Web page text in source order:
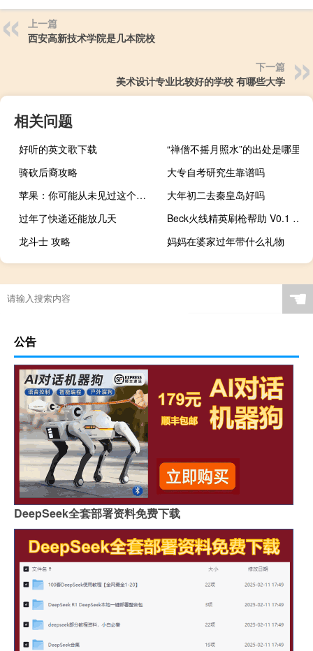
上一篇
西安高新技术学院是几本院校
下一篇
美术设计专业比较好的学校 有哪些大学
相关问题
好听的英文歌下载
“禅僧不摇月照水”的出处是哪里
骑砍后裔攻略
大专自考研究生靠谱吗
苹果：你可能从未见过这个秘密的库比蒂诺产品
大年初二去秦皇岛好吗
过年了快递还能放几天
Beck火线精英刷枪帮助 V0.1 绿色版（Beck火线精英刷枪帮助 V0.1 绿色版功能简介）
龙斗士 攻略
妈妈在婆家过年带什么礼物
☚
公告
DeepSeek全套部署资料免费下载